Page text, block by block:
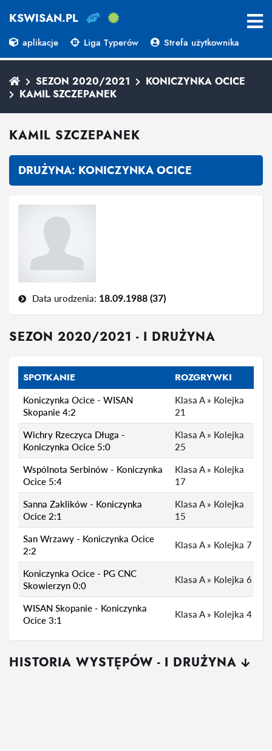
KSWISAN.PL
aplikacje Liga Typerów Strefa użytkownika
SEZON 2020/2021
KONICZYNKA OCICE
KAMIL SZCZEPANEK
KAMIL SZCZEPANEK
DRUŻYNA: KONICZYNKA OCICE
Data urodzenia: 18.09.1988 (37)
SEZON 2020/2021 - I DRUŻYNA
SPOTKANIE ROZGRYWKI
Koniczynka Ocice - WISAN
Skopanie 4:2
Klasa A » Kolejka
21
Wichry Rzeczyca Długa -
Koniczynka Ocice 5:0
Klasa A » Kolejka
25
Wspólnota Serbinów - Koniczynka
Ocice 5:4
Klasa A » Kolejka
17
Sanna Zaklików - Koniczynka
Ocice 2:1
Klasa A » Kolejka
15
San Wrzawy - Koniczynka Ocice
2:2
Klasa A » Kolejka 7
Koniczynka Ocice - PG CNC
Skowierzyn 0:0
Klasa A » Kolejka 6
WISAN Skopanie - Koniczynka
Ocice 3:1
Klasa A » Kolejka 4
HISTORIA WYSTĘPÓW - I DRUŻYNA